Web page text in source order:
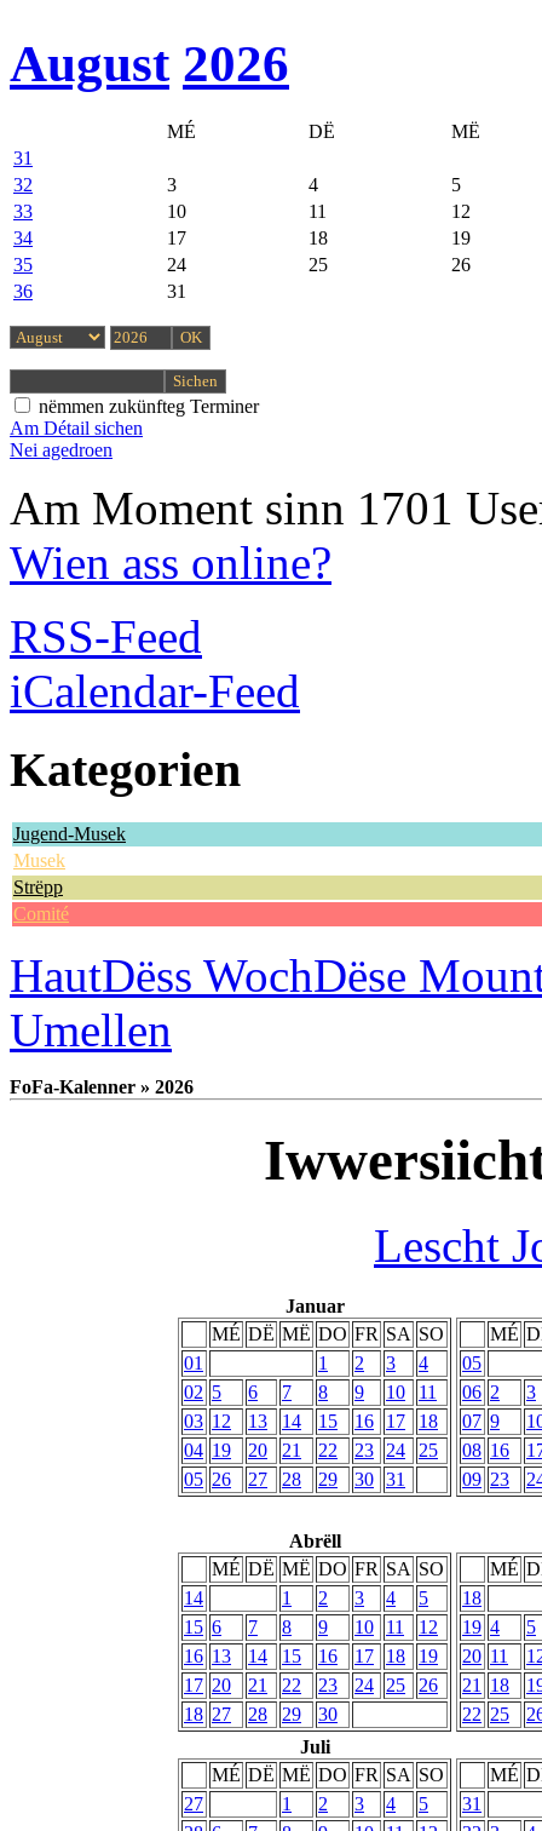
August 2026
MÉ DË
MË
31
32
3 4
5
33
10 11
12
34
17 18
19
35
24 25
26
36
31
nëmmen zukünfteg Terminer
Am Détail sichen
Nei agedroen
Am Moment sinn 1701
Wien ass online?
RSS-Feed
iCalendar-Feed
Kategorien
Jugend-Musek
Musek
Strëpp
Comité
HautDëss WochDëse
Umellen
FoFa-Kalenner » 2026
Lescht
Januar
MÉ DË MË DO FR SA SO
01
1 2 3
4
02 5 6 7 8 9 10
11
03 12 13 14 15 16 17
18
04 19 20 21 22 23 24
25
05 26 27 28 29 30 31
MÉ
05
06 2
3
07 9
08 16
09 23
Abrëll
MÉ DË MË DO FR SA SO
14
1 2 3 4
5
15 6 7 8 9 10 11
12
16 13 14 15 16 17 18
19
17 20 21 22 23 24 25
26
18 27 28 29 30
MÉ
18
19 4
5
20 11
21
18
22 25
Juli
MÉ DË MË DO FR SA SO
27
1 2 3 4
5
MÉ
31